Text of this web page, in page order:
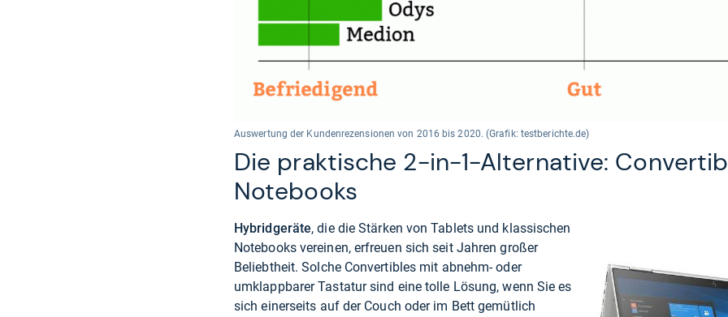
Auswertung der Kundenrezensionen von 2016 bis 2020. (Grafik: testberichte.de)
Die praktische 2-in-1-Alternative:
Notebooks
Hybridgeräte, die die Stärken von Tablets und klassischen
Notebooks vereinen, erfreuen sich seit Jahren großer
Beliebtheit. Solche Convertibles mit abnehm- oder
umklappbarer Tastatur sind eine tolle Lösung, wenn Sie es
sich einerseits auf der Couch oder im Bett gemütlich